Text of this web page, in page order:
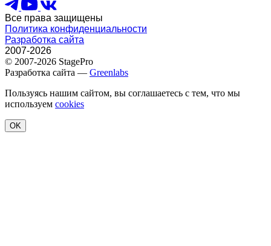
Все права защищены
Политика конфиденциальности
Разработка сайта
2007-2026
© 2007-2026 StagePro
Разработка сайта — Greenlabs
Пользуясь нашим сайтом, вы соглашаетесь с тем, что мы
используем cookies
OK